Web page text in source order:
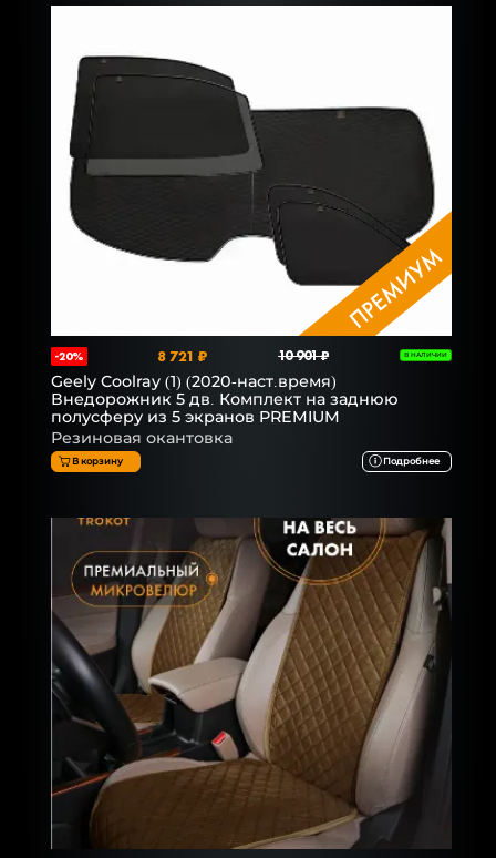
-20% 8 721 ₽ 10 901 ₽ В НАЛИЧИИ
Geely Coolray (1) (2020-наст.время)
Внедорожник 5 дв. Комплект на заднюю
полусферу из 5 экранов PREMIUM
Резиновая окантовка
В корзину Подробнее